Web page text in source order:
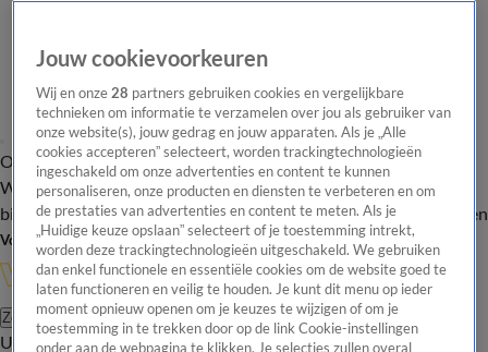
Overzicht Onze programma's Uitzendingen Onze gezichten
In de
WandelgangenInterviewsUitzending
bijwonenPodcastShopVeelgestelde vragenKijkersvraag insturen
Volg Vandaag Inside
Zoeken
UitzendingenVandaag InsideDe OranjezomerShopUitzending
Jouw cookievoorkeuren
Wij en onze28 partners gebruiken cookies en vergelijkbare
technieken om informatie te verzamelen over jou als gebruiker van
onze website(s), jouw gedrag en jouw apparaten. Als je „Alle
cookies accepteren” selecteert, worden trackingtechnologieën
ingeschakeld om onze advertenties en content te kunnen
personaliseren, onze producten en diensten te verbeteren en om
de prestaties van advertenties en content te meten. Als je
„Huidige keuze opslaan” selecteert of je toestemming intrekt,
worden deze trackingtechnologieën uitgeschakeld. We gebruiken
dan enkel functionele en essentiële cookies om de website goed te
laten functioneren en veilig te houden. Je kunt dit menu op ieder
moment opnieuw openen om je keuzes te wijzigen of om je
toestemming in te trekken door op de link Cookie-instellingen
onder aan de webpagina te klikken. Je selecties zullen overal